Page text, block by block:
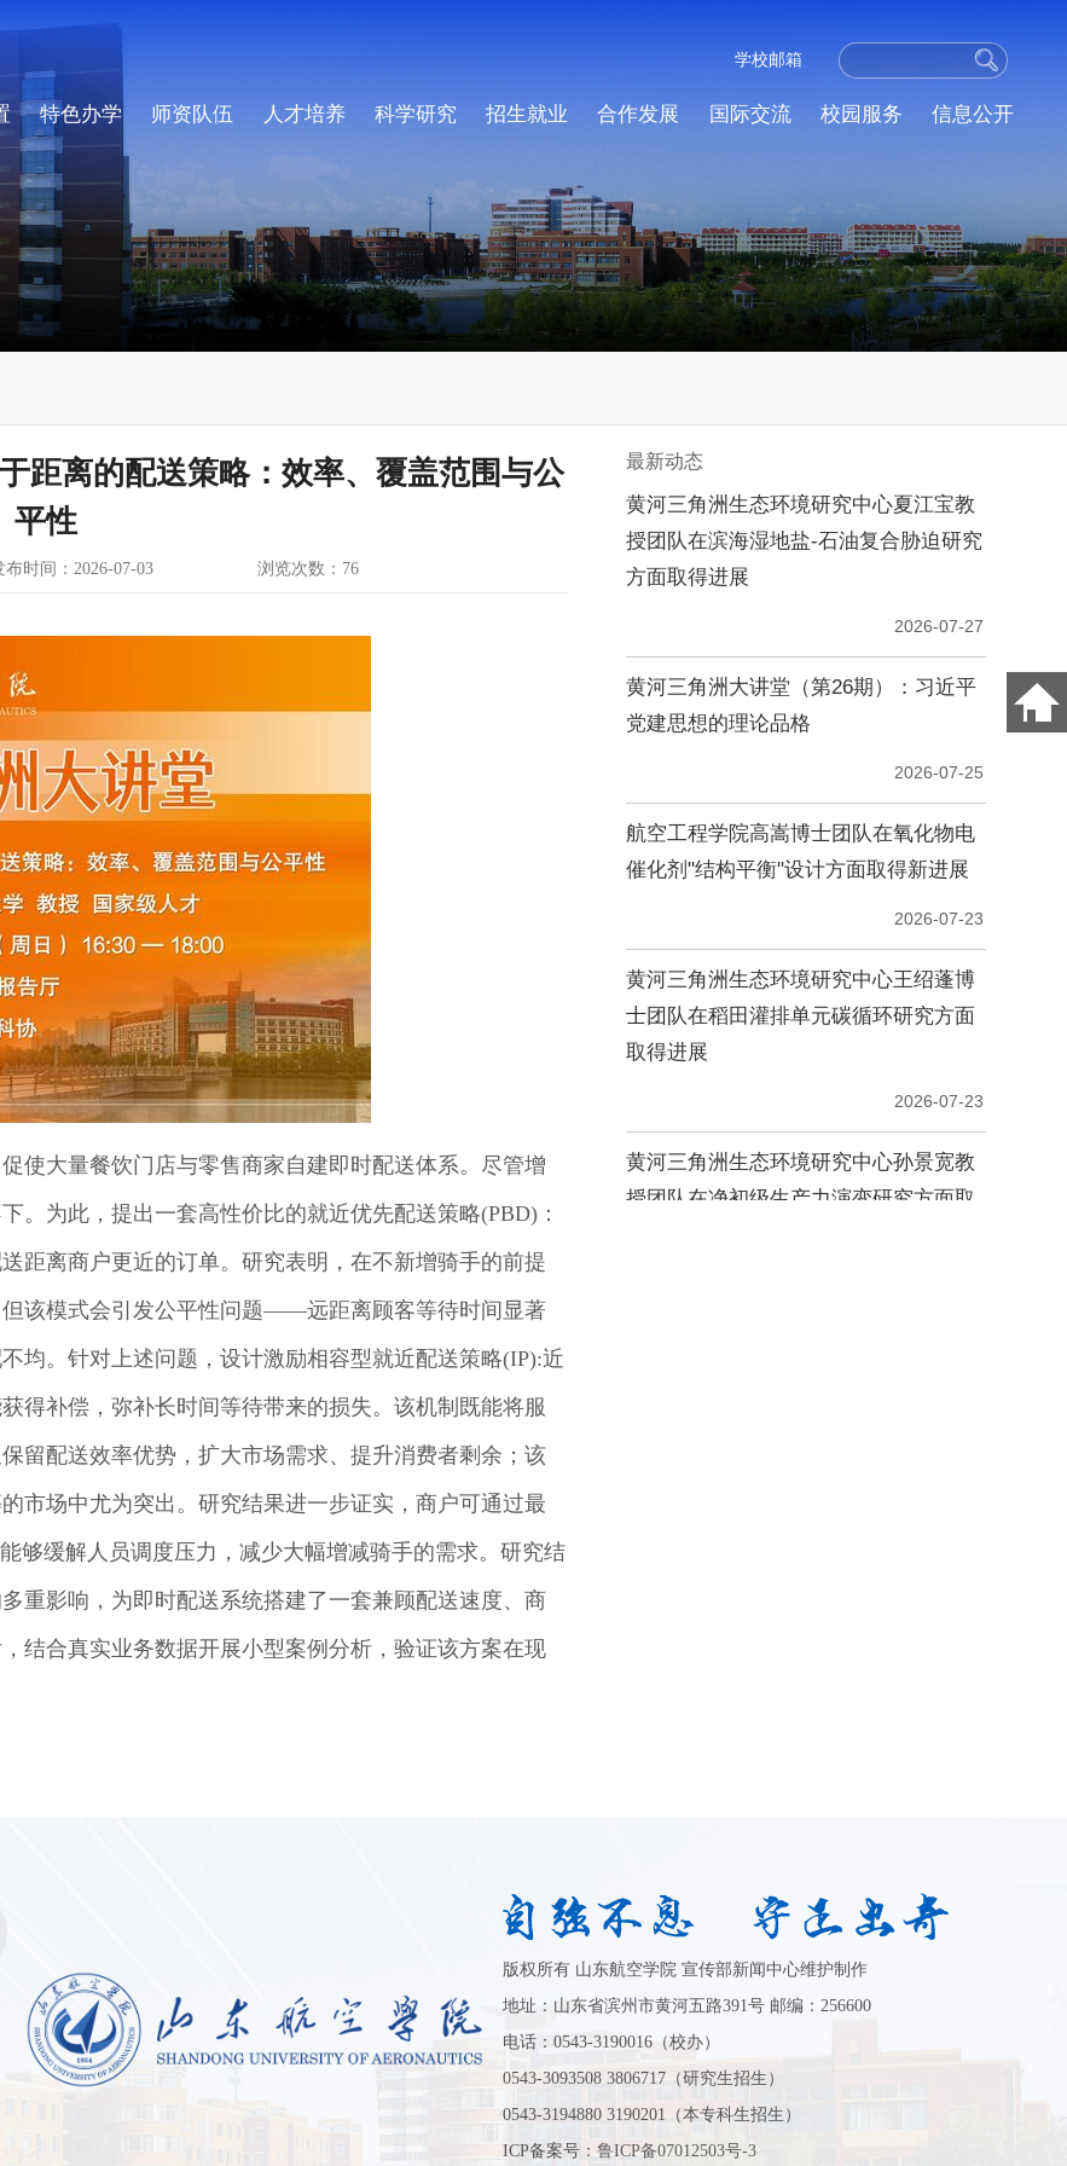
学校邮箱
特色办学 师资队伍 人才培养 科学研究 招生就业 合作发展 国际交流 校园服务 信息公开
距离的配送策略：效率、覆盖范围与公
平性
布时间：2026-07-03 浏览次数： 76
使大量餐饮门店与零售商家自建即时配送体系。尽管增
。为此，提出一套高性价比的就近优先配送策略(PBD)：
距离商户更近的订单。研究表明，在不新增骑手的前提
该模式会引发公平性问题——远距离顾客等待时间显著
均。针对上述问题，设计激励相容型就近配送策略(IP):近
得补偿，弥补长时间等待带来的损失。该机制既能将服
留配送效率优势，扩大市场需求、提升消费者剩余；该
市场中尤为突出。研究结果进一步证实，商户可通过最
够缓解人员调度压力，减少大幅增减骑手的需求。研究结
重影响，为即时配送系统搭建了一套兼顾配送速度、商
结合真实业务数据开展小型案例分析，验证该方案在现
最新动态
版权所有 山东航空学院 宣传部新闻中心维护制作
地址：山东省滨州市黄河五路391号 邮编：256600
电话：0543-3190016（校办）
0543-3093508 3806717（研究生招生）
0543-3194880 3190201（本专科生招生）
ICP备案号： 鲁ICP备07012503号-3